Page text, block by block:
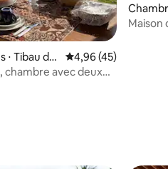
de 7 commentaires : 4,86 sur 5
⋅ Tibau do
Évaluation moyenne
4,96 (45)
chambre avec deux
Sul
Maison